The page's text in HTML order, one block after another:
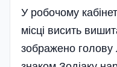
У робочому
місці висить
зображено